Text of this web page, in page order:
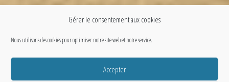
Gérer le consentement aux cookies
Nous utilisons des cookies pour optimiser notre site web et notre service.
Accepter